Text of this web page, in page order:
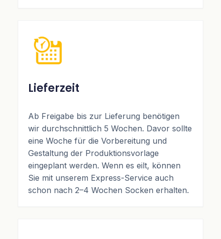
Lieferzeit
Ab Freigabe bis zur Lieferung benötigen
wir durchschnittlich 5 Wochen. Davor sollte
eine Woche für die Vorbereitung und
Gestaltung der Produktionsvorlage
eingeplant werden. Wenn es eilt, können
Sie mit unserem Express-Service auch
schon nach 2–4 Wochen Socken erhalten.